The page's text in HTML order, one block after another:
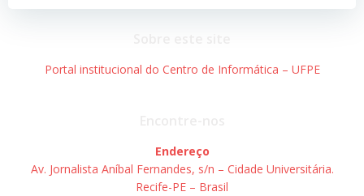
Portal institucional do Centro de Informática – UFPE
Endereço
Av. Jornalista Aníbal Fernandes, s/n – Cidade Universitária.
Recife-PE – Brasil